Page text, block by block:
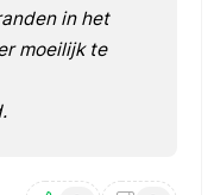
in het
moeilijk te